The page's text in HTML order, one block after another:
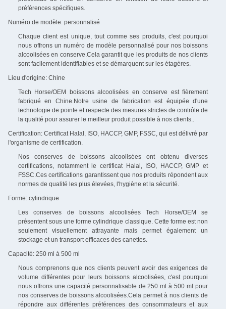
préférences spécifiques.
Numéro de modèle: personnalisé
Chaque client est unique, tout comme ses produits, c'est pourquoi
nous offrons un numéro de modèle personnalisé pour nos boissons
alcoolisées en conserve.Cela garantit que les produits de nos clients
sont facilement identifiables et se démarquent sur les étagères.
Lieu d'origine: Chine
Tech Horse/OEM boissons alcoolisées en conserve est fièrement
fabriqué en Chine.Notre usine de fabrication est équipée d'une
technologie de pointe et respecte des mesures strictes de contrôle de
la qualité pour assurer le meilleur produit possible à nos clients..
Certification: Certificat Halal, ISO, HACCP, GMP, FSSC, qui est délivré par
l'organisme de certification.
Nos conserves de boissons alcoolisées ont obtenu diverses
certifications, notamment le certificat Halal, ISO, HACCP, GMP et
FSSC.Ces certifications garantissent que nos produits répondent aux
normes de qualité les plus élevées, l'hygiène et la sécurité.
Forme: cylindrique
Les conserves de boissons alcoolisées Tech Horse/OEM se
présentent sous une forme cylindrique classique. Cette forme est non
seulement visuellement attrayante mais permet également un
stockage et un transport efficaces des canettes.
Capacité: 250 ml à 500 ml
Nous comprenons que nos clients peuvent avoir des exigences de
volume différentes pour leurs boissons alcoolisées, c'est pourquoi
nous offrons une capacité personnalisable de 250 ml à 500 ml pour
nos conserves de boissons alcoolisées.Cela permet à nos clients de
répondre aux différentes préférences des consommateurs et aux